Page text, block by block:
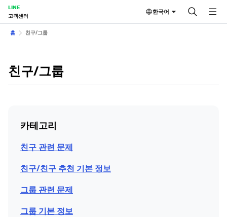
LINE
고객센터
한국어
홈 친구/그룹
친구/그룹
카테고리
친구 관련 문제
친구/친구 추천 기본 정보
그룹 관련 문제
그룹 기본 정보